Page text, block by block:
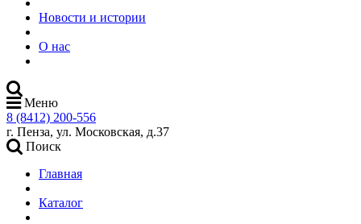
Новости и истории
О нас
Меню
8 (8412) 200-556
г. Пенза, ул. Московская, д.37
Поиск
Главная
Каталог